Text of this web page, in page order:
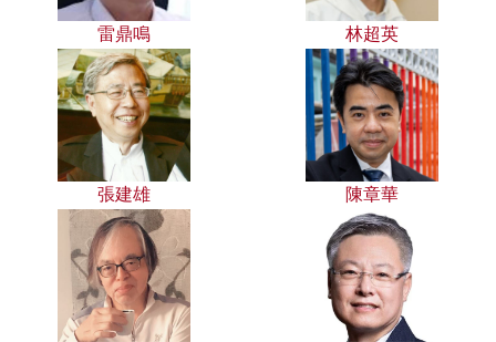
雷鼎鳴 林超英
張建雄 陳章華